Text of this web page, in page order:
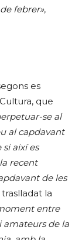
febrer»,
es
que
se al
al capdavant
així es
recent
de les
la
entre
amateurs de la